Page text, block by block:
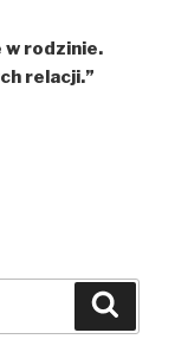
rodzinie.
relacji.”